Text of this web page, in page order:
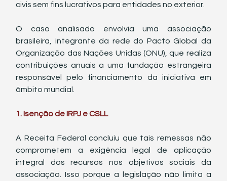
civis sem fins lucrativos para entidades no exterior.
O caso analisado envolvia uma associação
brasileira, integrante da rede do Pacto Global da
Organização das Nações Unidas (ONU), que realiza
contribuições anuais a uma fundação estrangeira
responsável pelo financiamento da iniciativa em
âmbito mundial.
1. Isenção de IRPJ e CSLL
A Receita Federal concluiu que tais remessas não
comprometem a exigência legal de aplicação
integral dos recursos nos objetivos sociais da
associação. Isso porque a legislação não limita a